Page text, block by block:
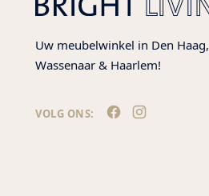
Uw meubelwinkel in Den Haag,
Wassenaar & Haarlem!
VOLG ONS: